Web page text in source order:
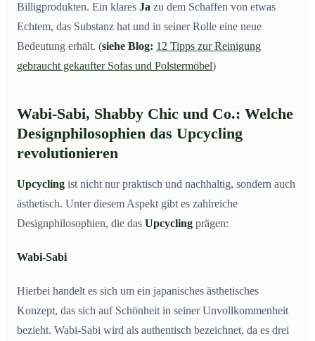
Billigprodukten. Ein klares Ja zu dem Schaffen von etwas
Echtem, das Substanz hat und in seiner Rolle eine neue
Bedeutung erhält. (siehe Blog: 12 Tipps zur Reinigung
gebraucht gekaufter Sofas und Polstermöbel)
Wabi-Sabi, Shabby Chic und Co.: Welche
Designphilosophien das Upcycling
revolutionieren
Upcycling ist nicht nur praktisch und nachhaltig, sondern auch
ästhetisch. Unter diesem Aspekt gibt es zahlreiche
Designphilosophien, die das Upcycling prägen:
Wabi-Sabi
Hierbei handelt es sich um ein japanisches ästhetisches
Konzept, das sich auf Schönheit in seiner Unvollkommenheit
bezieht. Wabi-Sabi wird als authentisch bezeichnet, da es drei